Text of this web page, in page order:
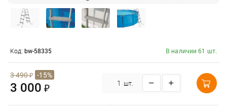
Код: bw-58335 В наличии 61 шт.
3 490₽ -15%
3 000 ₽ шт.